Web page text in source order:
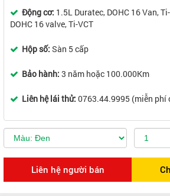
Động cơ: 1.5L Duratec, DOHC 16 Van,
DOHC 16 valve, Ti-VCT
Hộp số: Sàn 5 cấp
Bảo hành: 3 năm hoặc 100.000Km
Liên hệ lái thử: 0763.44.9995 (miễn phí